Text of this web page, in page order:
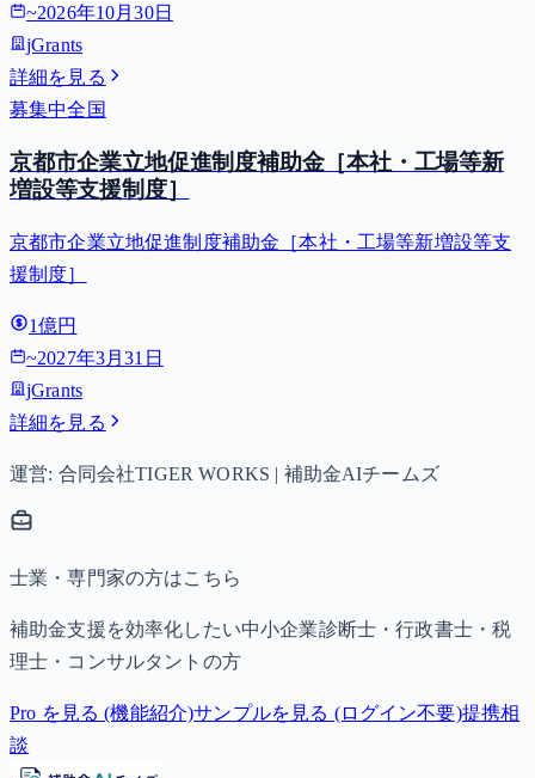
~2026年10月30日
jGrants
詳細を見る
募集中全国
京都市企業立地促進制度補助金［本社・工場等新
増設等支援制度］
京都市企業立地促進制度補助金［本社・工場等新増設等支
援制度］
1億円
~2027年3月31日
jGrants
詳細を見る
運営: 合同会社TIGER WORKS | 補助金AIチームズ
士業・専門家の方はこちら
補助金支援を効率化したい中小企業診断士・行政書士・税
理士・コンサルタントの方
Pro を見る (機能紹介)サンプルを見る (ログイン不要)提携相
談